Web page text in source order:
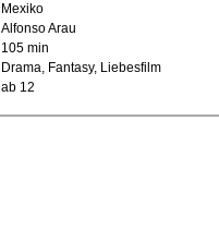
Mexiko
Alfonso Arau
105 min
Drama, Fantasy, Liebesfilm
ab 12